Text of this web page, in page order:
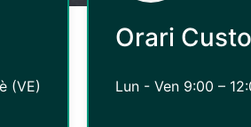
(VE)
Orari
Lun - Ven 9:00 –